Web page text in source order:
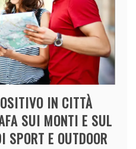
IN CITTÀ
SUI MONTI E SUL
SPORT E OUTDOOR